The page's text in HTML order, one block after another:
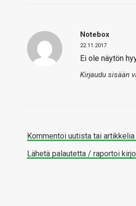
Notebox
22.11.2017
Ei ole näytön
Kirjaudu sisään
Kommentoi uutista tai
Lähetä palautetta / raportoi